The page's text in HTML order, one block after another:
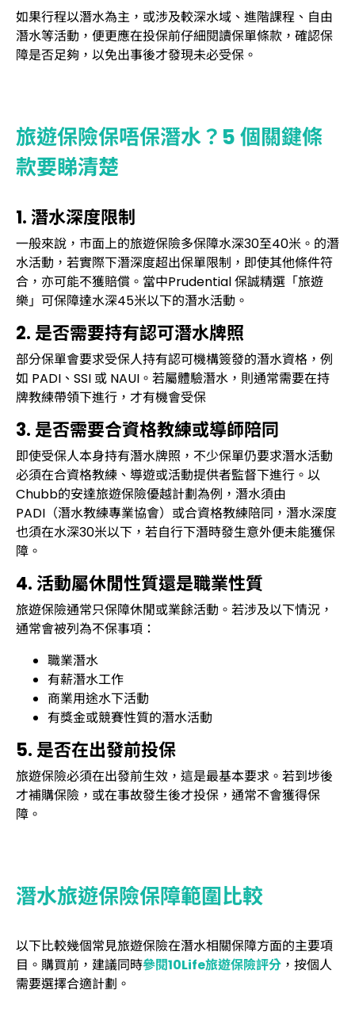
如果行程以潛水為主，或涉及較深水域、進階課程、自由
潛水等活動，便更應在投保前仔細閱讀保單條款，確認保
障是否足夠，以免出事後才發現未必受保。
旅遊保險保唔保潛水？5 個關鍵條
款要睇清楚
1. 潛水深度限制
一般來說，市面上的旅遊保險多保障水深30至40米。的潛
水活動，若實際下潛深度超出保單限制，即使其他條件符
合，亦可能不獲賠償。當中Prudential 保誠精選「旅遊
樂」可保障達水深45米以下的潛水活動。
2. 是否需要持有認可潛水牌照
部分保單會要求受保人持有認可機構簽發的潛水資格，例
如 PADI、SSI 或 NAUI。若屬體驗潛水，則通常需要在持
牌教練帶領下進行，才有機會受保
3. 是否需要合資格教練或導師陪同
即使受保人本身持有潛水牌照，不少保單仍要求潛水活動
必須在合資格教練、導遊或活動提供者監督下進行。以
Chubb的安達旅遊保險優越計劃為例，潛水須由
PADI（潛水教練專業協會）或合資格教練陪同，潛水深度
也須在水深30米以下，若自行下潛時發生意外便未能獲保
障。
4. 活動屬休閒性質還是職業性質
旅遊保險通常只保障休閒或業餘活動。若涉及以下情況，
通常會被列為不保事項：
職業潛水
有薪潛水工作
商業用途水下活動
有獎金或競賽性質的潛水活動
5. 是否在出發前投保
旅遊保險必須在出發前生效，這是最基本要求。若到埗後
才補購保險，或在事故發生後才投保，通常不會獲得保
障。
潛水旅遊保險保障範圍比較
以下比較幾個常見旅遊保險在潛水相關保障方面的主要項
目。購買前，建議同時參閱10Life旅遊保險評分 ，按個人
需要選擇合適計劃。